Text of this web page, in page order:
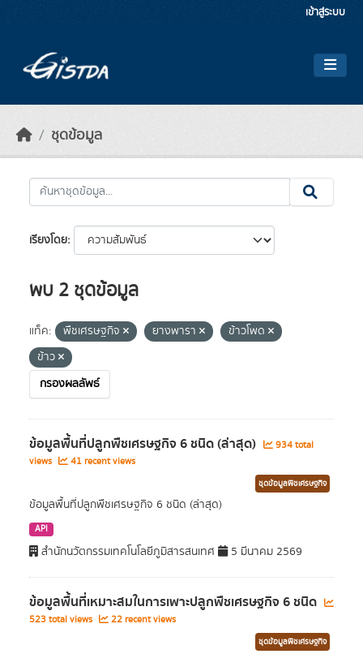
เข้าสู่ระบบ
ชุดข้อมูล
เรียงโดย
พบ 2 ชุดข้อมูล
แท็ค: พืชเศรษฐกิจ ยางพารา
ข้าวโพด
ข้าว
กรองผลลัพธ์
ข้อมูลพื้นที่ปลูกพืชเศรษฐกิจ 6 ชนิด (ล่าสุด)
934 total
views
41 recent views
ชุดข้อมูลพืชเศรษฐกิจ
ข้อมูลพื้นที่ปลูกพืชเศรษฐกิจ 6 ชนิด (ล่าสุด)
API
สำนักนวัตกรรมเทคโนโลยีภูมิสารสนเทศ 5 มีนาคม 2569
ข้อมูลพื้นที่เหมาะสมในการเพาะปลูกพืชเศรษฐกิจ 6 ชนิด
523 total views 22 recent views
ชุดข้อมูลพืชเศรษฐกิจ